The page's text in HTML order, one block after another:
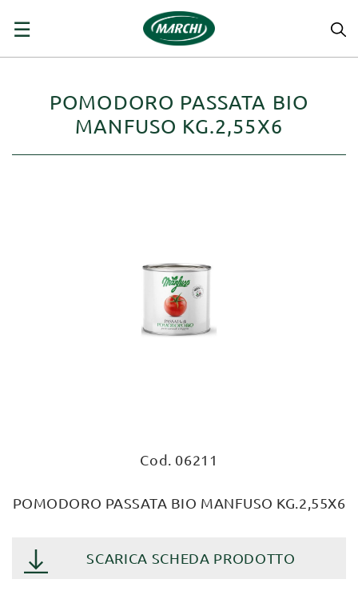
navigazione
☰
POMODORO PASSATA BIO
MANFUSO KG.2,55X6
Cod. 06211
POMODORO PASSATA BIO MANFUSO KG.2,55X6
SCARICA SCHEDA PRODOTTO